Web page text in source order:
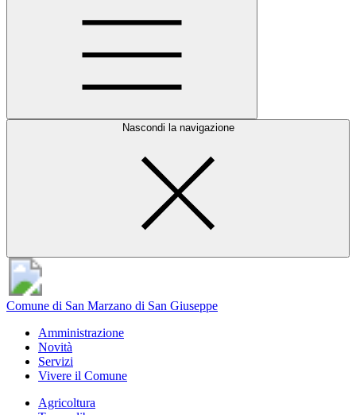
Nascondi la navigazione
Comune di San Marzano di San Giuseppe
Amministrazione
Novità
Servizi
Vivere il Comune
Agricoltura